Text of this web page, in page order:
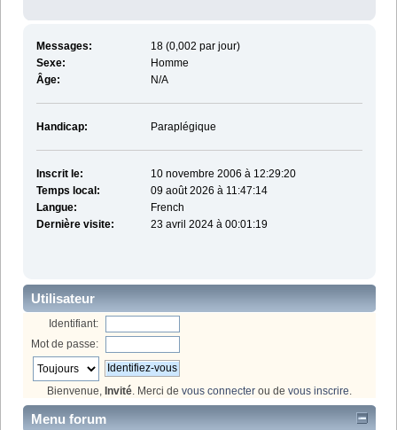
Messages:
18 (0,002 par jour)
Sexe:
Homme
Âge:
N/A
Handicap: Paraplégique
Inscrit le:
10 novembre 2006 à 12:29:20
Temps local:
09 août 2026 à 11:47:14
Langue:
French
Dernière visite:
23 avril 2024 à 00:01:19
Utilisateur
Identifiant:
Mot de passe:
Bienvenue, Invité . Merci de vous connecter ou de vous inscrire
Menu forum